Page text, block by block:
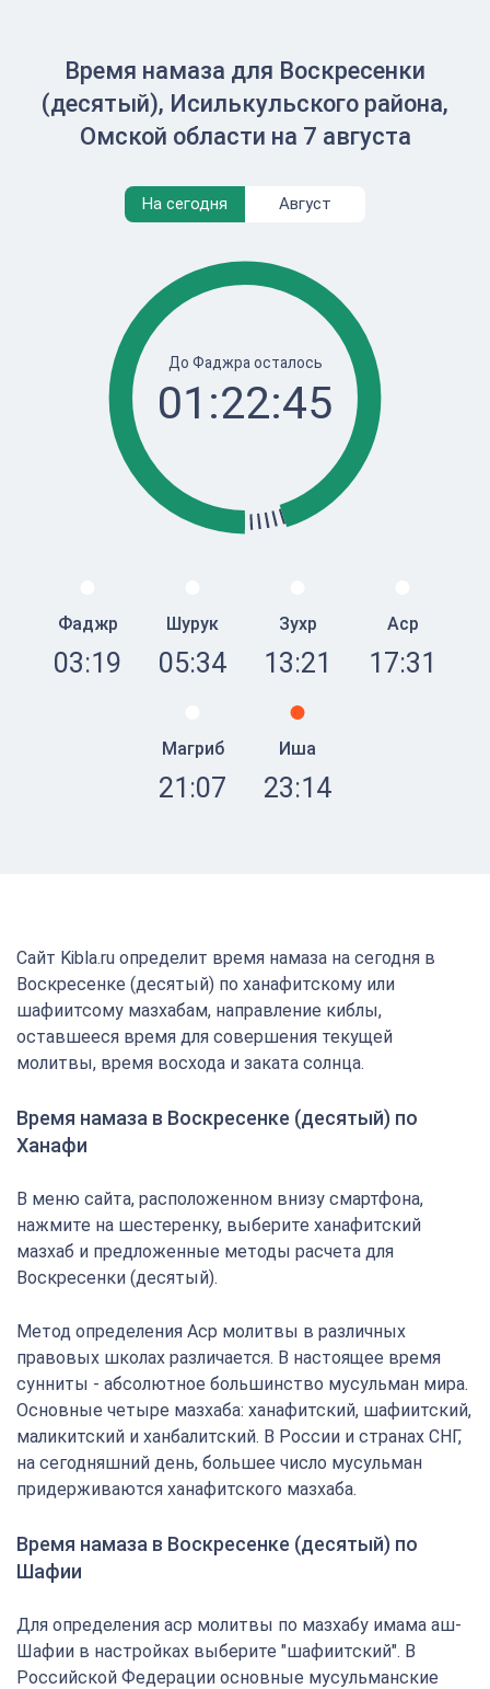
Время намаза для Воскресенки
(десятый), Исилькульского района,
Омской области на 7 августа
На сегодня Август
До Фаджра осталось
01:22:45
Фаджр
03:19
Шурук
05:34
Зухр
13:21
Аср
17:31
Магриб
21:07
Иша
23:14
Сайт Kibla.ru определит время намаза на сегодня в
Воскресенке (десятый) по ханафитскому или
шафиитсому мазхабам, направление киблы,
оставшееся время для совершения текущей
молитвы, время восхода и заката солнца.
Время намаза в Воскресенке (десятый) по
Ханафи
В меню сайта, расположенном внизу смартфона,
нажмите на шестеренку, выберите ханафитский
мазхаб и предложенные методы расчета для
Воскресенки (десятый).
Метод определения Аср молитвы в различных
правовых школах различается. В настоящее время
сунниты - абсолютное большинство мусульман мира.
Основные четыре мазхаба: ханафитский, шафиитский,
маликитский и ханбалитский. В России и странах СНГ,
на сегодняшний день, большее число мусульман
придерживаются ханафитского мазхаба.
Время намаза в Воскресенке (десятый) по
Шафии
Для определения аср молитвы по мазхабу имама аш-
Шафии в настройках выберите "шафиитский". В
Российской Федерации основные мусульманские